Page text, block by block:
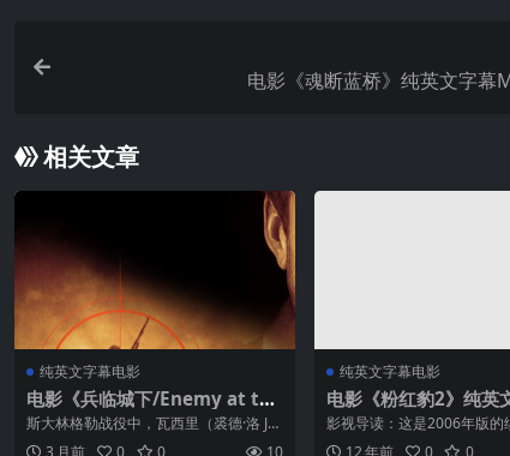
电影《魂断蓝桥》纯英文字幕
相关文章
纯英文字幕电影
电影《兵临城下/Enemy at the
Gates》纯英文字幕高清MP4下
载
斯大林格勒战役中，瓦西里（裘德·洛 Ju
de Law 饰）是一个威震部队的神枪手。
3 月前 0 0 10
纯英文字幕电影
电影《粉红豹2》纯英
清MP4下载
影视导读：这是2006年版的
人马演出。延续了上一部的
12 年前 0 0